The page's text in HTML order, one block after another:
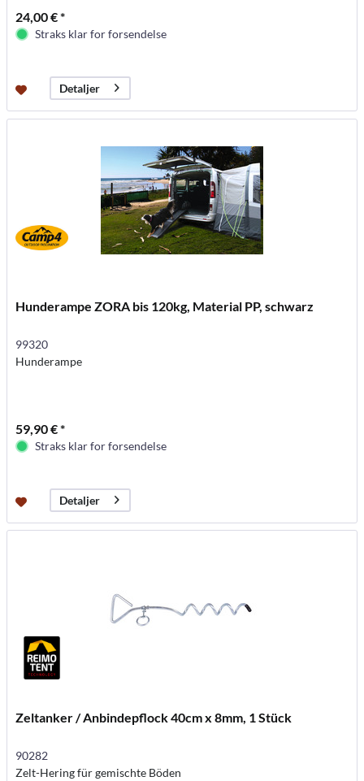
24,00 € *
Straks klar for forsendelse
Detaljer
Hunderampe ZORA bis 120kg, Material PP, schwarz
99320
Hunderampe
59,90 € *
Straks klar for forsendelse
Detaljer
Zeltanker / Anbindepflock 40cm x 8mm, 1 Stück
90282
Zelt-Hering für gemischte Böden